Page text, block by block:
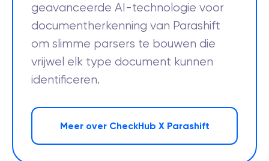
geavanceerde AI-technologie voor
documentherkenning van Parashift
om slimme parsers te bouwen die
vrijwel elk type document kunnen
identificeren.
Meer over CheckHub X Parashift